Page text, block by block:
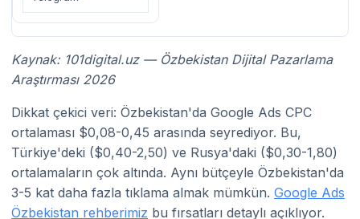
Kaynak: 101digital.uz — Özbekistan Dijital Pazarlama
Araştırması 2026
Dikkat çekici veri: Özbekistan'da Google Ads CPC
ortalaması $0,08-0,45 arasında seyrediyor. Bu,
Türkiye'deki ($0,40-2,50) ve Rusya'daki ($0,30-1,80)
ortalamaların çok altında. Aynı bütçeyle Özbekistan'da
3-5 kat daha fazla tıklama almak mümkün. Google Ads
Özbekistan rehberimiz bu fırsatları detaylı açıklıyor.
101 Digital
Çevrimiçi